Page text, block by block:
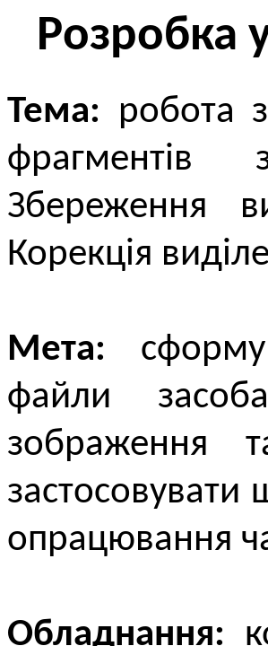
Розробка
Тема: робота
фрагментів
Збереження
Корекція
Мета:
файли
зображення
застосовувати
опрацювання
Обладнання: